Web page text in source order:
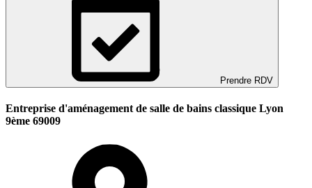
Prendre RDV
Entreprise d'aménagement de salle de bains classique Lyon
9ème 69009